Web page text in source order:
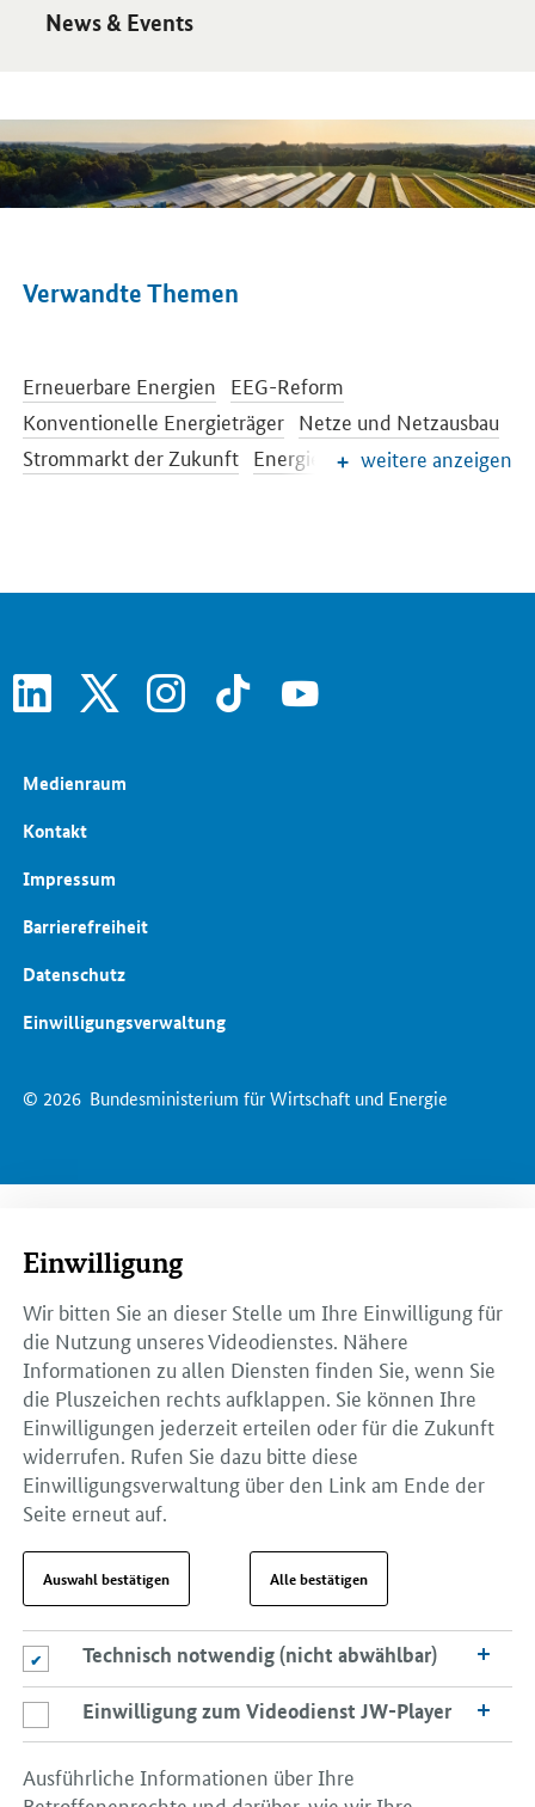
News & Events
Öffnet Einzelsicht
Verwandte Themen
Erneuerbare Energien EEG-Reform
Konventionelle Energieträger Netze und Netzausbau
Strommarkt der Zukunft Energiespeicher
Energiepreise und Transparenz für Verbraucher
weitere anzeigen
linkedin instagram tiktok youtube
© 2026 Bundesministerium für Wirtschaft und Energie
Medienraum
Kontakt
Impressum
Barrierefreiheit
Datenschutz
Einwilligungsverwaltung
Einwilligung
Wir bitten Sie an dieser Stelle um Ihre Einwilligung für
die Nutzung unseres Videodienstes. Nähere
Informationen zu allen Diensten finden Sie, wenn Sie
die Pluszeichen rechts aufklappen. Sie können Ihre
Einwilligungen jederzeit erteilen oder für die Zukunft
widerrufen. Rufen Sie dazu bitte diese
Einwilligungsverwaltung über den Link am Ende der
Seite erneut auf.
Auswahl bestätigen Alle bestätigen
Technisch notwendig (nicht abwählbar)
Technisch notwendig (nicht abwählbar)
Einwilligung zum Videodienst JW-Player
Einwilligung zum Videodienst JW-Player
Ausführliche Informationen über Ihre